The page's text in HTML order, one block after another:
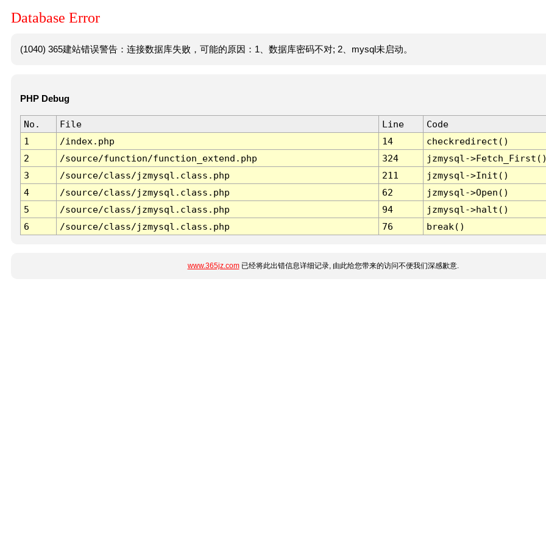
Database Error
(1040) 365建站错误警告：连接数据库失败，可能的原因：1、数据库密码不对; 2、mysql未启动。
PHP Debug
No. File Line
Code
1
/index.php 14
checkredirect()
2
/source/function/function_extend.php 324
jzmysql-
3
/source/class/jzmysql.class.php 211
jzmysql->Init()
4
/source/class/jzmysql.class.php 62
jzmysql->Open()
5
/source/class/jzmysql.class.php 94
jzmysql->halt()
6
/source/class/jzmysql.class.php 76 break()
www.365jz.com已经将此出错信息详细记录, 由此给您带来的访问不便我们深感歉意.